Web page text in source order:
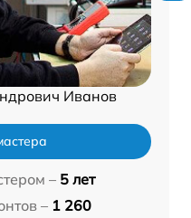
Иванов
– 5 лет
– 1 260